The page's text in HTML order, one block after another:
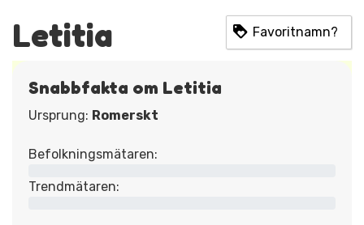
Letitia Favoritnamn?
Snabbfakta om Letitia
Ursprung: Romerskt
Befolkningsmätaren:
Trendmätaren: